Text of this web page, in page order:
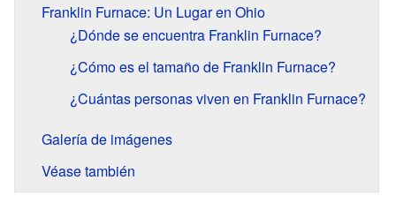
Franklin Furnace: Un Lugar en Ohio
¿Dónde se encuentra Franklin Furnace?
¿Cómo es el tamaño de Franklin Furnace?
¿Cuántas personas viven en Franklin Furnace?
Galería de imágenes
Véase también